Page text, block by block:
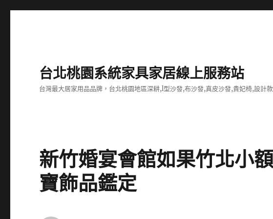
台北桃園系統家具家居線上服務站
台灣最大居家用品品牌，台北桃園地區深耕,l型沙發,布沙發,真皮沙發,貴妃椅,設計
新竹婚宴會館如果竹北小
寶飾品鑑定